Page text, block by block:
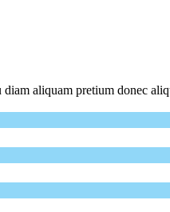
aliquam pretium donec